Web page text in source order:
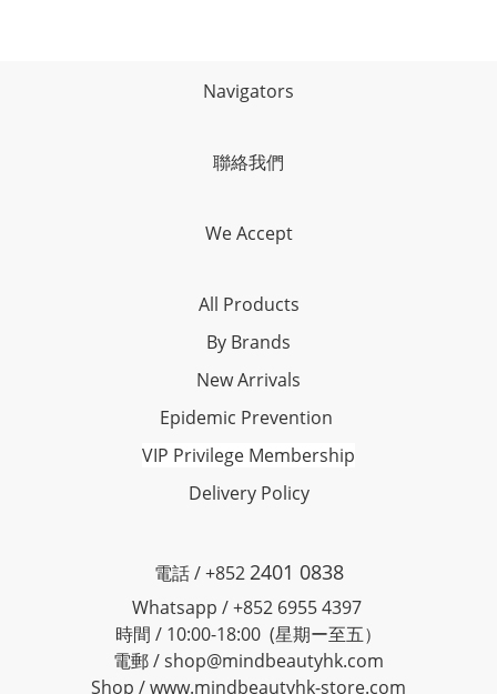
Navigators
聯絡我們
We Accept
All Products
By Brands
New Arrivals
Epidemic Prevention
VIP Privilege Membership
Delivery Policy
電話 / +8522401 0838
Whatsapp / +852 6955 4397
時間 / 10:00-18:00 (星期ー至五）
電郵 / shop@mindbeautyhk.com
Shop / www.mindbeautyhk-store.com